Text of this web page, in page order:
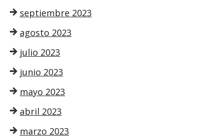
septiembre 2023
agosto 2023
julio 2023
junio 2023
mayo 2023
abril 2023
marzo 2023